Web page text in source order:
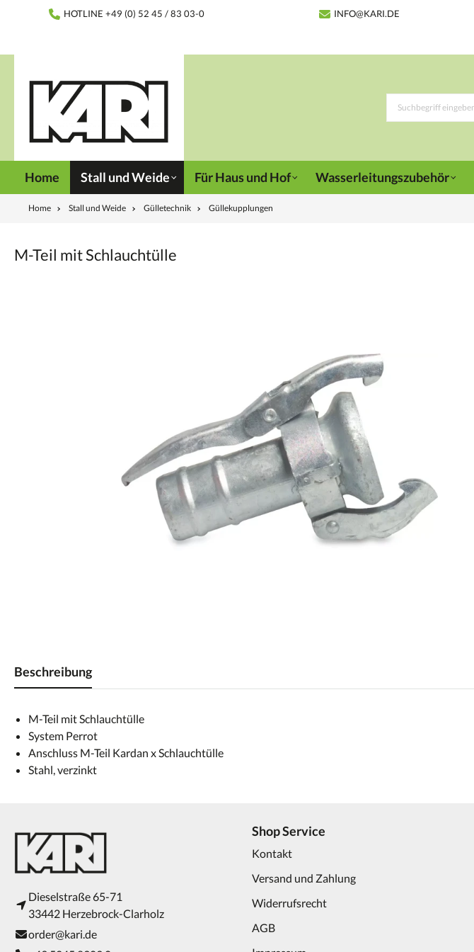
springenHOTLINE +49 (0) 52 45 / 83 03-0 INFO@KARI.DE
Home Stall und Weide Für Haus und Hof Wasserleitungszubehör
Home Stall und Weide Gülletechnik Güllekupplungen
M-Teil mit Schlauchtülle
Beschreibung
M-Teil mit Schlauchtülle
System Perrot
Anschluss M-Teil Kardan x Schlauchtülle
Stahl, verzinkt
Dieselstraße 65-71
33442 Herzebrock-Clarholz
order@kari.de
Shop Service
Kontakt
Versand und Zahlung
Widerrufsrecht
AGB